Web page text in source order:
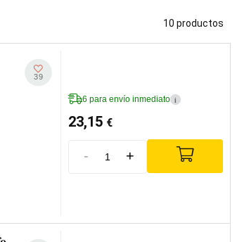
10 productos
39
6 para envío inmediato i
23,15 €
- +